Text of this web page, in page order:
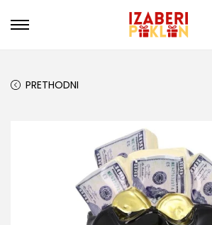
PRETHODNI